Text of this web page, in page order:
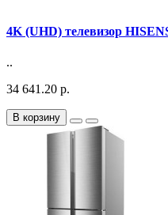
4K (UHD) телевизор
..
34 641.20 р.
В корзину